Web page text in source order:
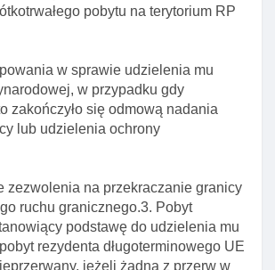
pobytu na terytorium RP
w sprawie udzielenia mu
w przypadku gdy
zakończyło się odmową nadania
lub udzielenia ochrony
zezwolenia na przekraczanie granicy
ruchu granicznego.3. Pobyt
podstawę do udzielenia mu
rezydenta długoterminowego UE
jeżeli żadna z przerw w
informacyjny wojewody
w sprawie wymaganych
środków finansowych
udzielenia zezwolenia na pobyt
odmowy wszczęcia postępowania
zezwolenia na pobyt czasowy
odmowy zezwolenia na pobyt
cofnięcia zezwolenia na pobyt